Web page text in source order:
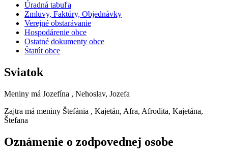
Úradná tabuľa
Zmluvy, Faktúry, Objednávky
Verejné obstarávanie
Hospodárenie obce
Ostatné dokumenty obce
Štatút obce
Sviatok
Meniny má Jozefína , Nehoslav, Jozefa
Zajtra má meniny Štefánia , Kajetán, Afra, Afrodita, Kajetána,
Štefana
Oznámenie o zodpovednej osobe